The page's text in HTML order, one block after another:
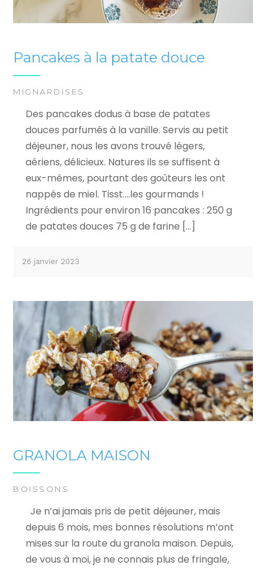
Pancakes à la patate douce
MIGNARDISES
Des pancakes dodus à base de patates
douces parfumés à la vanille. Servis au petit
déjeuner, nous les avons trouvé légers,
aériens, délicieux. Natures ils se suffisent à
eux-mêmes, pourtant des goûteurs les ont
nappés de miel. Tisst….les gourmands !
Ingrédients pour environ 16 pancakes : 250 g
de patates douces 75 g de farine […]
26 janvier 2023
GRANOLA MAISON
BOISSONS
Je n’ai jamais pris de petit déjeuner, mais
depuis 6 mois, mes bonnes résolutions m’ont
mises sur la route du granola maison. Depuis,
de vous à moi, je ne connais plus de fringale,